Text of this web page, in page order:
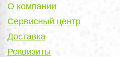
О компании
Сервисный центр
Доставка
Реквизиты